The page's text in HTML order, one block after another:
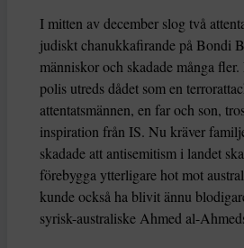
I mitten av december slog två
judiskt chanukkafirande på Bondi
människor och skadade många
polis utreds dådet som en
attentatsmännen, en far och son,
inspiration från IS. Nu kräver
skadade att antisemitism i landet
förebygga ytterligare hot mot
kunde också ha blivit ännu
syrisk-australiske Ahmed al-